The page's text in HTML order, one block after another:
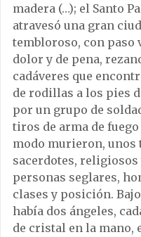
madera (…); el Santo
atravesó una gran
tembloroso, con paso
dolor y de pena,
cadáveres que
de rodillas a los pies
por un grupo de
tiros de arma de
modo murieron, unos
sacerdotes,
personas seglares,
clases y posición.
había dos ángeles,
de cristal en la mano,